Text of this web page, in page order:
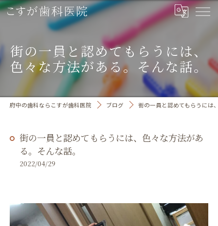
街の一員と認めてもらうには、
色々な方法がある。そんな話。
府中の歯科ならこすが歯科医院 ブログ 街の一員と認めてもらうには
街の一員と認めてもらうには、色々な方法があ
る。そんな話。
2022/04/29